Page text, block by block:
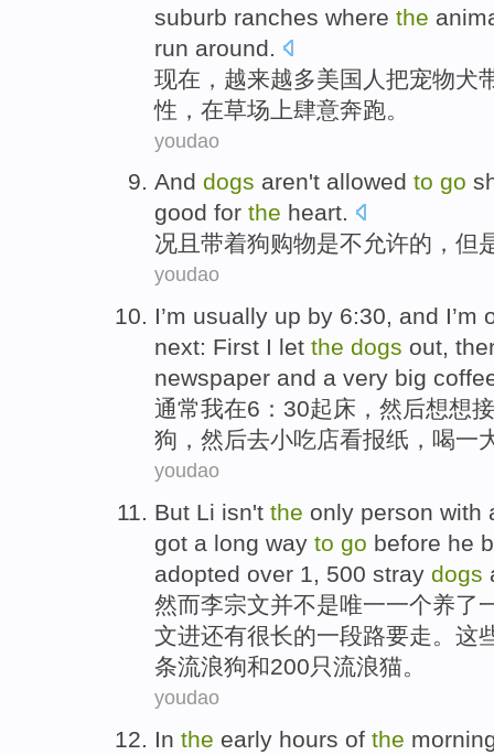
suburb ranches where the
run around.
现在， 越来越多美国人 把宠物犬
性 ，在草场上肆意奔跑。
youdao
And dogs aren't allowed to go
good for the heart.
况且 带着狗购物是不允许的， 但
youdao
I’m usually up by 6:30, and I’m
next: First I let the dogs out,
newspaper and a very big
通常我在6：30起床 ， 然后想想
狗， 然后去小吃店看报纸，喝一
youdao
But Li isn't the only person with
got a long way to go before he
adopted over 1, 500 stray dogs
然而李宗文并不是唯一一个养了
文进还有很长的一段路要走。这
条流浪狗和200只流浪猫。
youdao
In the early hours of the